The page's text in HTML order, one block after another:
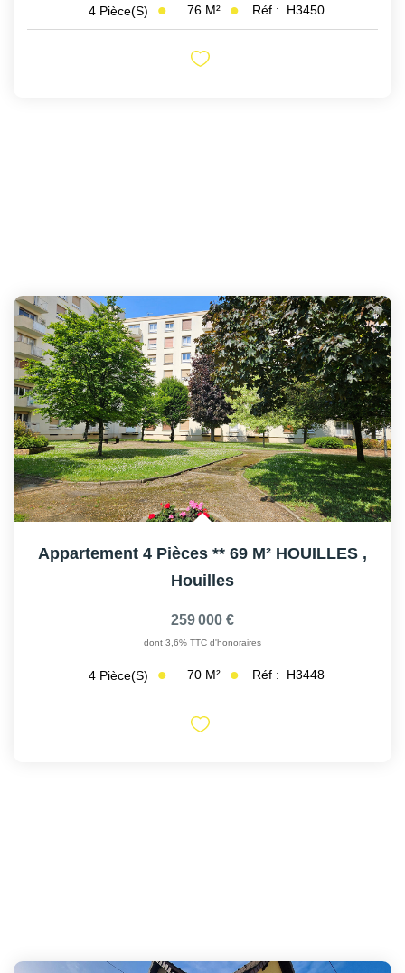
4 Pièce(s) 76 M² Réf : H3450
Appartement 4 Pièces ** 69 M² HOUILLES ,
Houilles
259 000 €
dont 3,6% TTC d'honoraires
4 Pièce(s) 70 M² Réf : H3448